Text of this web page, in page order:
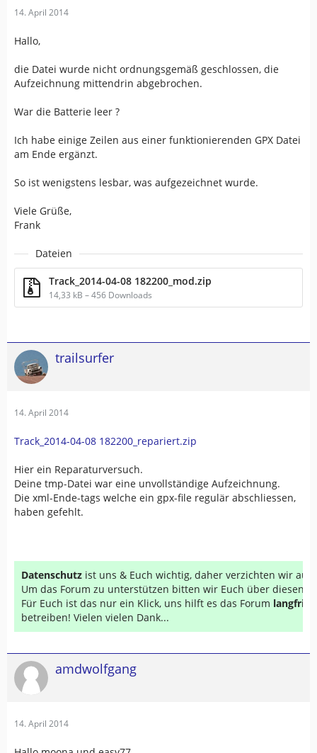
14. April 2014
Hallo,
die Datei wurde nicht ordnungsgemäß geschlossen, die
Aufzeichnung mittendrin abgebrochen.
War die Batterie leer ?
Ich habe einige Zeilen aus einer funktionierenden GPX Datei
am Ende ergänzt.
So ist wenigstens lesbar, was aufgezeichnet wurde.
Viele Grüße,
Frank
Dateien
Track_2014-04-08 182200_mod.zip
14,33 kB – 456 Downloads
trailsurfer
14. April 2014
Track_2014-04-08 182200_repariert.zip
Hier ein Reparaturversuch.
Deine tmp-Datei war eine unvollständige Aufzeichnung.
Die xml-Ende-tags welche ein gpx-file regulär abschliessen,
haben gefehlt.
Datenschutz ist uns & Euch wichtig, daher verzichten wir auf
Um das Forum zu unterstützen bitten wir Euch über diesen
Für Euch ist das nur ein Klick, uns hilft es das Forum
betreiben! Vielen vielen Dank...
amdwolfgang
14. April 2014